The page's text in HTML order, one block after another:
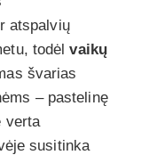
atspalvių
todėlvaikų
švarias
– pastelinę
verta
susitinka